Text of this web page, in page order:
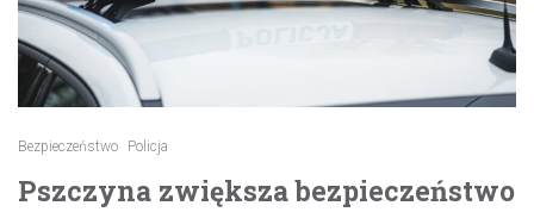
Bezpieczeństwo Policja
Pszczyna zwiększa bezpieczeństwo